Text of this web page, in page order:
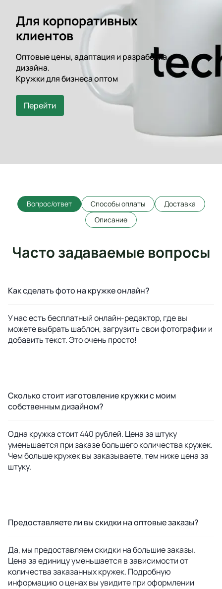
Для корпоративных
клиентов
Оптовые цены, адаптация и разработка
дизайна.
Кружки для бизнеса оптом
Перейти
Вопрос/ответ Способы оплаты
Доставка
Описание
Часто задаваемые вопросы
Как сделать фото на кружке онлайн?
У нас есть бесплатный онлайн-редактор, где вы
можете выбрать шаблон, загрузить свои фотографии и
добавить текст. Это очень просто!
Сколько стоит изготовление кружки с моим
собственным дизайном?
Одна кружка стоит 440 рублей. Цена за штуку
уменьшается при заказе большего количества кружек.
Чем больше кружек вы заказываете, тем ниже цена за
штуку.
Предоставляете ли вы скидки на оптовые заказы?
Да, мы предоставляем скидки на большие заказы.
Цена за единицу уменьшается в зависимости от
количества заказанных кружек. Подробную
информацию о ценах вы увидите при оформлении